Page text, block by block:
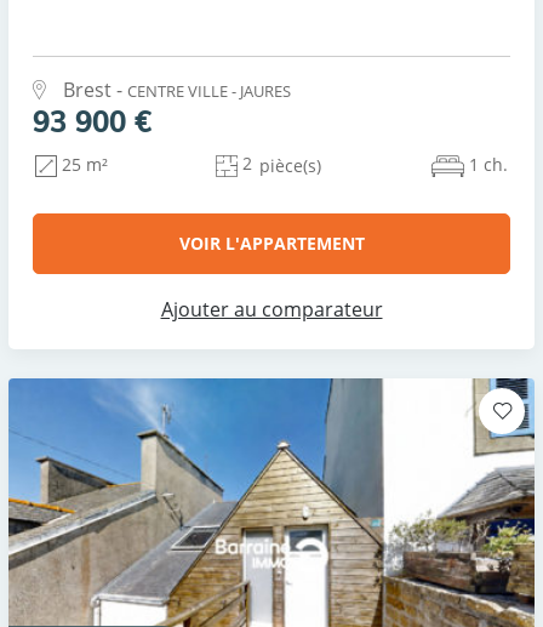
Brest - CENTRE VILLE - JAURES
93 900 €
25 m² 2 pièce(s) 1 ch.
VOIR L'APPARTEMENT
Ajouter au comparateur